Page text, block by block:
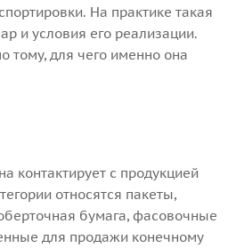
На практике такая
и условия его реализации.
тому, для чего именно она
контактирует с продукцией
относятся пакеты,
бумага, фасовочные
для продажи конечному